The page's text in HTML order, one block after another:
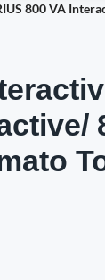
800 VA